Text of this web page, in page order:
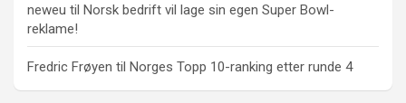
neweu til Norsk bedrift vil lage sin egen Super Bowl-
reklame!
Fredric Frøyen til Norges Topp 10-ranking etter runde 4